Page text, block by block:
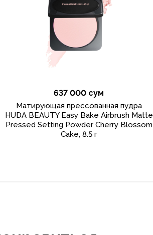
637 000 сум
Матирующая прессованная пудра
HUDA BEAUTY Easy Bake Airbrush Matte
Pressed Setting Powder Cherry Blossom
Cake, 8.5 г